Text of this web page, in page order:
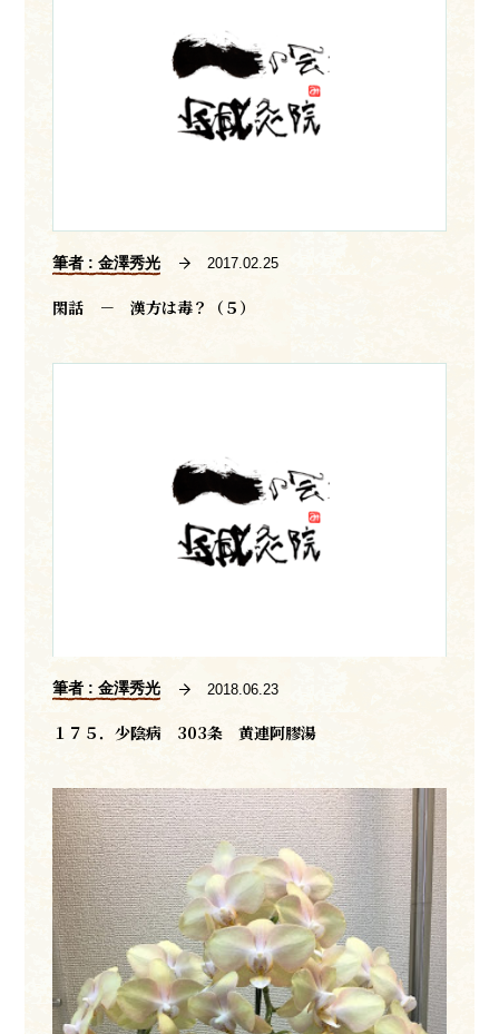
筆者 : 金澤秀光 2017.02.25
閑話 － 漢方は毒？（５）
筆者 : 金澤秀光 2018.06.23
１７５．少陰病 303条 黄連阿膠湯